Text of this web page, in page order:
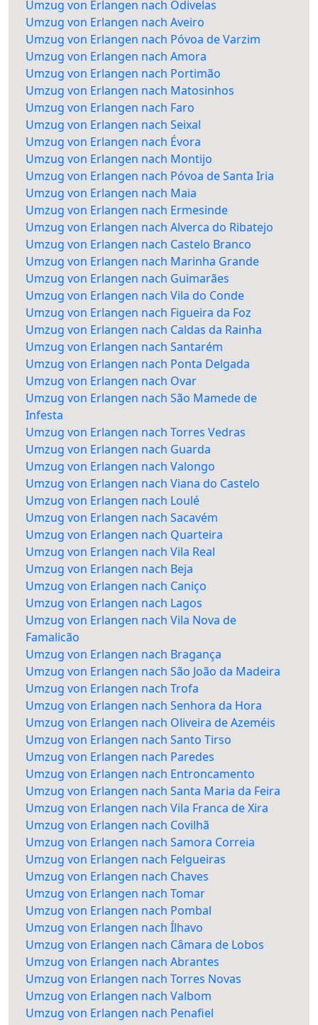
Umzug von Erlangen nach Odivelas
Umzug von Erlangen nach Aveiro
Umzug von Erlangen nach Póvoa de Varzim
Umzug von Erlangen nach Amora
Umzug von Erlangen nach Portimão
Umzug von Erlangen nach Matosinhos
Umzug von Erlangen nach Faro
Umzug von Erlangen nach Seixal
Umzug von Erlangen nach Évora
Umzug von Erlangen nach Montijo
Umzug von Erlangen nach Póvoa de Santa Iria
Umzug von Erlangen nach Maia
Umzug von Erlangen nach Ermesinde
Umzug von Erlangen nach Alverca do Ribatejo
Umzug von Erlangen nach Castelo Branco
Umzug von Erlangen nach Marinha Grande
Umzug von Erlangen nach Guimarães
Umzug von Erlangen nach Vila do Conde
Umzug von Erlangen nach Figueira da Foz
Umzug von Erlangen nach Caldas da Rainha
Umzug von Erlangen nach Santarém
Umzug von Erlangen nach Ponta Delgada
Umzug von Erlangen nach Ovar
Umzug von Erlangen nach São Mamede de
Infesta
Umzug von Erlangen nach Torres Vedras
Umzug von Erlangen nach Guarda
Umzug von Erlangen nach Valongo
Umzug von Erlangen nach Viana do Castelo
Umzug von Erlangen nach Loulé
Umzug von Erlangen nach Sacavém
Umzug von Erlangen nach Quarteira
Umzug von Erlangen nach Vila Real
Umzug von Erlangen nach Beja
Umzug von Erlangen nach Caniço
Umzug von Erlangen nach Lagos
Umzug von Erlangen nach Vila Nova de
Famalicão
Umzug von Erlangen nach Bragança
Umzug von Erlangen nach São João da Madeira
Umzug von Erlangen nach Trofa
Umzug von Erlangen nach Senhora da Hora
Umzug von Erlangen nach Oliveira de Azeméis
Umzug von Erlangen nach Santo Tirso
Umzug von Erlangen nach Paredes
Umzug von Erlangen nach Entroncamento
Umzug von Erlangen nach Santa Maria da Feira
Umzug von Erlangen nach Vila Franca de Xira
Umzug von Erlangen nach Covilhã
Umzug von Erlangen nach Samora Correia
Umzug von Erlangen nach Felgueiras
Umzug von Erlangen nach Chaves
Umzug von Erlangen nach Tomar
Umzug von Erlangen nach Pombal
Umzug von Erlangen nach Ílhavo
Umzug von Erlangen nach Câmara de Lobos
Umzug von Erlangen nach Abrantes
Umzug von Erlangen nach Torres Novas
Umzug von Erlangen nach Valbom
Umzug von Erlangen nach Penafiel